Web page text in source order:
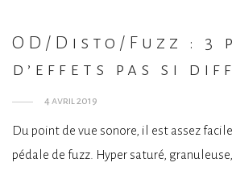
OD/Disto/Fuzz : 3
d’effets pas si
4 avril 2019
Du point de vue sonore, il est assez
pédale de fuzz. Hyper saturé,